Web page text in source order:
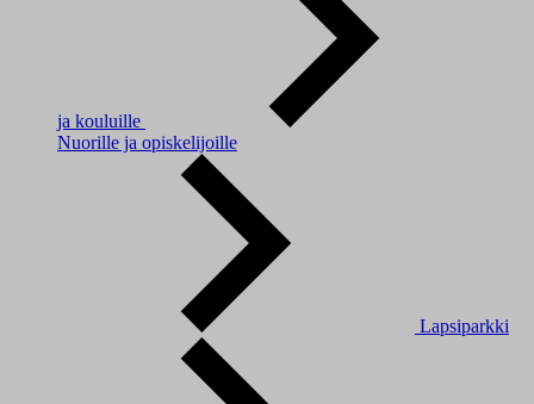
ja kouluille
Nuorille ja opiskelijoille
Lapsiparkki